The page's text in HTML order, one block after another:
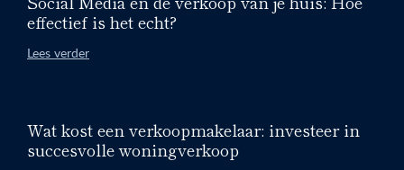
effectief is het echt?
Lees verder
Wat kost een verkoopmakelaar: investeer in
succesvolle woningverkoop